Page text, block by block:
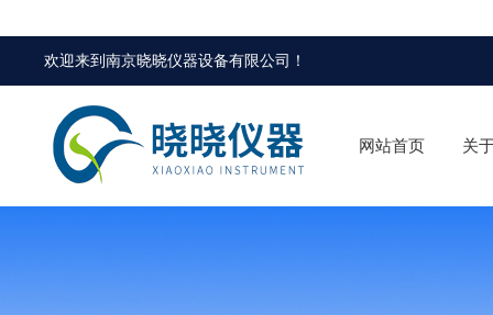
欢迎来到南京晓晓仪器设备有限公司 ！
网站首页 关